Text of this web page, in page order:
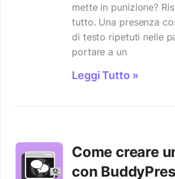
mette in punizione?
tutto. Una presenza
di testo ripetuti nelle
portare a un
Leggi Tutto »
Come creare
con